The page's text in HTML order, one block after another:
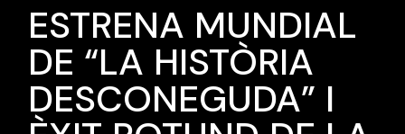
ESTRENA MUNDIAL
DE “LA HISTÒRIA
DESCONEGUDA” I